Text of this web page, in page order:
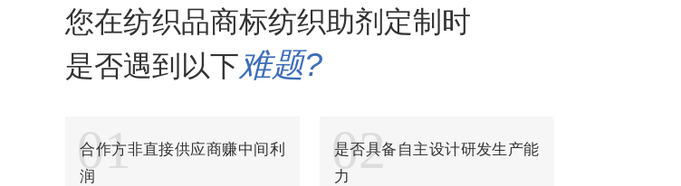
纺织品除油精练剂
纺织品高浓乳化除油剂
纺织品平滑剂
您在纺织品商标纺织助剂定制时
是否遇到以下难题?
01
合作方非直接供应商赚中间利
润
02
是否具备自主设计研发生产能
力